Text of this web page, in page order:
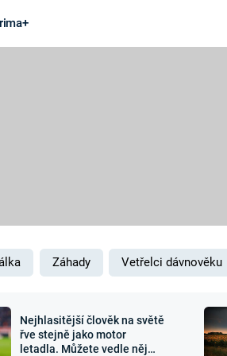
a
Záhady Vetřelci dávnověku
Nejhlasitější člověk na světě
řve stejně jako motor
letadla. Můžete vedle něj